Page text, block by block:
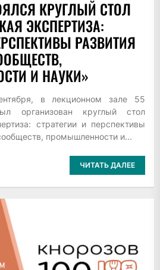
КРУГЛЫЙ СТОЛ
ЭКСПЕРТИЗА:
РАЗВИТИЯ
И НАУКИ»
в лекционном зале 55
организован круглый стол
стратегии и перспективы
промышленности и...
ЧИТАТЬ ДАЛЕЕ